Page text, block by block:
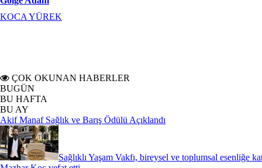
Mustafa Eker
Sabırsız Ar-Ge netice verir mi?
ÇOK OKUNAN HABERLER
BUGÜN
BU HAFTA
BU AY
Akif Manaf Sağlık ve Barış Ödülü Açıklandı
Sağlıklı Yaşam Vakfı, bireysel ve toplumsal esenliğe